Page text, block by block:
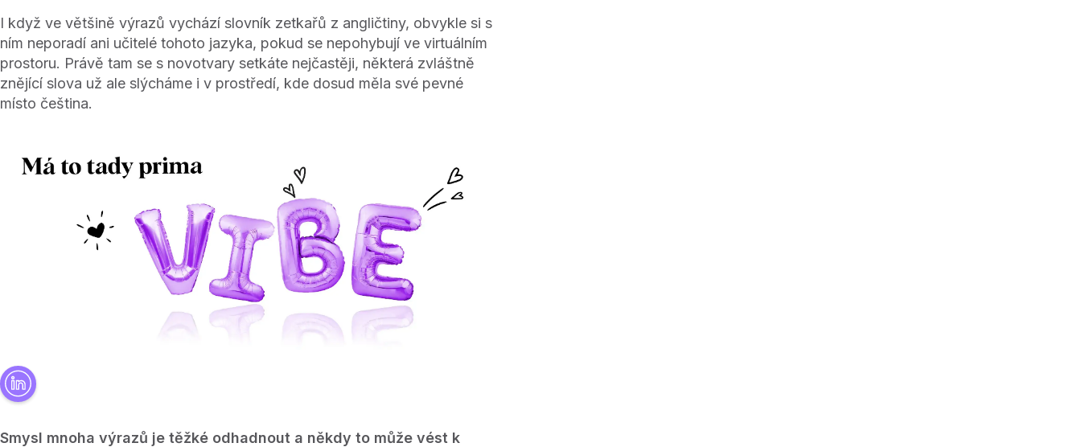
I když ve většině výrazů vychází slovník zetkařů z angličtiny, obvykle si s
ním neporadí ani učitelé tohoto jazyka, pokud se nepohybují ve virtuálním
prostoru. Právě tam se s novotvary setkáte nejčastěji, některá zvláštně
znějící slova už ale slýcháme i v prostředí, kde dosud měla své pevné
místo čeština.
Smysl mnoha výrazů je těžké odhadnout a někdy to může vést k